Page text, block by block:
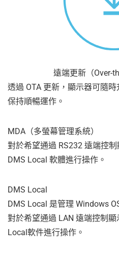
遠端更新（Over-
透過 OTA 更新，顯示器可隨時
保持順暢運作。
MDA（多螢幕管理系統）
對於希望通過 RS232 遠端控
DMS Local 軟體進行操作。
DMS Local
DMS Local 是管理 Windows
對於希望通過 LAN 遠端控制
Local軟件進行操作。